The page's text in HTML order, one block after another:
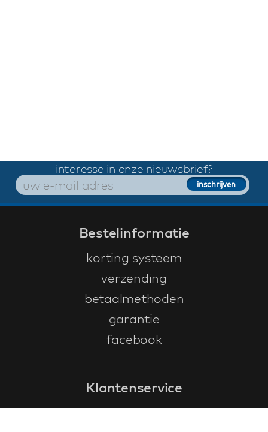
interesse in onze nieuwsbrief?
Bestelinformatie
korting systeem
verzending
betaalmethoden
garantie
facebook
Klantenservice
faq